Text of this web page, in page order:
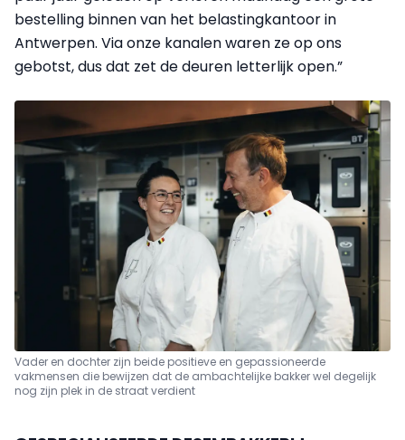
bestelling binnen van het belastingkantoor in
Antwerpen. Via onze kanalen waren ze op ons
gebotst, dus dat zet de deuren letterlijk open.”
Vader en dochter zijn beide positieve en gepassioneerde
vakmensen die bewijzen dat de ambachtelijke bakker wel degelijk
nog zijn plek in de straat verdient